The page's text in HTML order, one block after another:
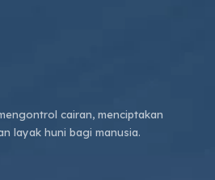
cairan, menciptakan
layak huni bagi manusia.